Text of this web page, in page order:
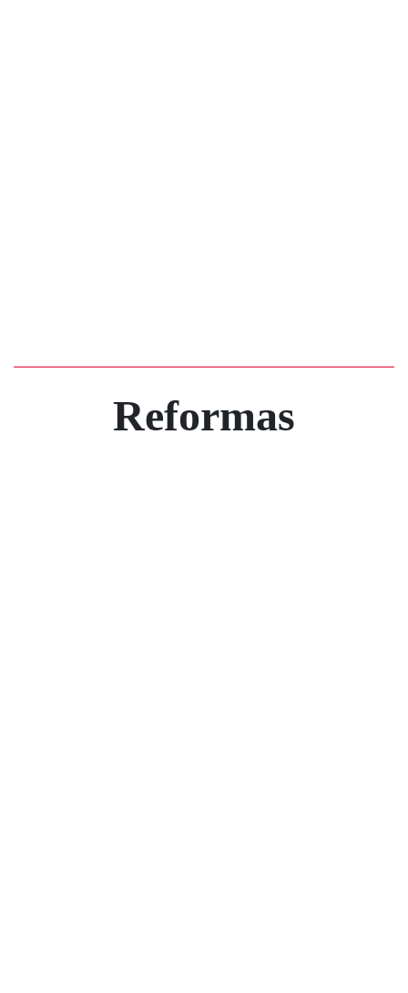
Reformas